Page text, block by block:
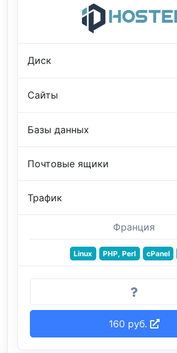
Диск
Сайты
Базы данных
Почтовые ящики
Трафик
Франция
Linux PHP, Perl cPanel
160 руб.